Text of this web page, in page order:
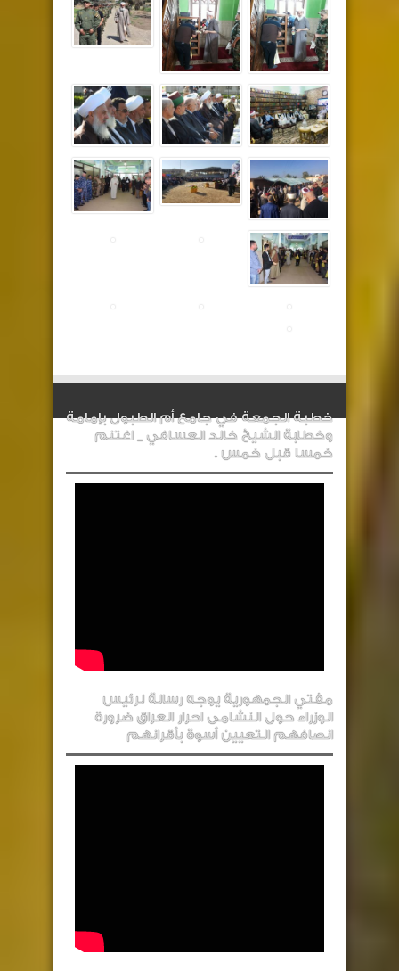
خطبة الجمعة في جامع أم الطبول بإمامة
وخطابة الشيخ خالد العسافي _ اغتنم
خمسا قبل خمس .
مفتي الجمهورية يوجه رسالة لرئيس
الوزراء حول النشامى احرار العراق ضرورة
انصافهم التعيين أسوة بأقرانهم